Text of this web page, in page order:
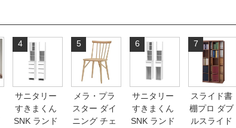
4
サニタリー
すきまくん
SNK ランド
5
メラ・プラ
スター ダイ
ニング チェ
6
サニタリー
すきまくん
SNK ランド
7
スライド書
棚プロ ダブ
ルスライド